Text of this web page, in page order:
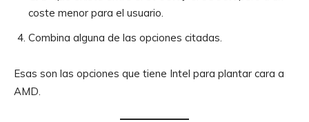
coste menor para el usuario.
Combina alguna de las opciones citadas.
Esas son las opciones que tiene Intel para plantar cara a
AMD.